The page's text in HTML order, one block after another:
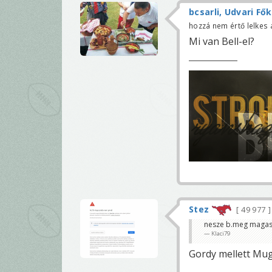
bcsarli, Udvari
hozzá nem értő lelkes
Mi van Bell-el?
Stez
49 977
nesze b.meg
Klaci79
Gordy mellett